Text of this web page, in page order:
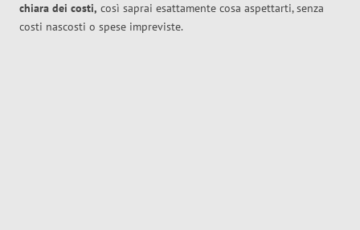
chiara dei costi, così saprai esattamente cosa aspettarti, senza
costi nascosti o spese impreviste.